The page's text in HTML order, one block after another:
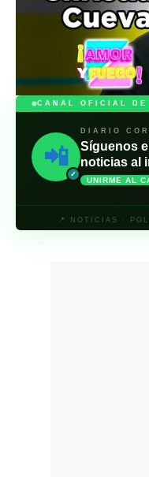
CANAL OFICIAL DE
📲
✓
DIARIO
Síguenos
noticias al
UNIRME AL
📍 NOTICIAS ·